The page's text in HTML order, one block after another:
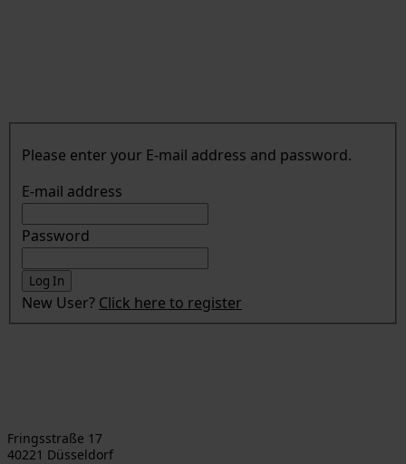
Please enter your E-mail address and password.
E-mail address
Password
New User? Click here to register
Fringsstraße 17
40221 Düsseldorf